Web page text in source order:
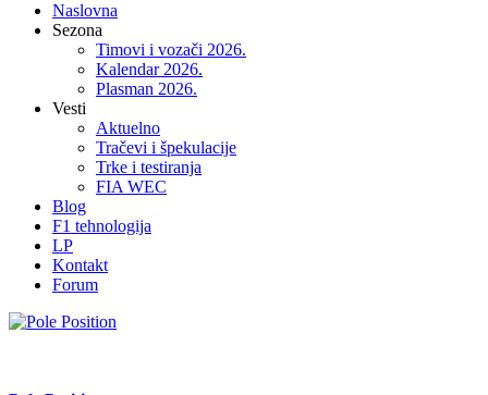
Naslovna
Sezona
Timovi i vozači 2026.
Kalendar 2026.
Plasman 2026.
Vesti
Aktuelno
Tračevi i špekulacije
Trke i testiranja
FIA WEC
Blog
F1 tehnologija
LP
Kontakt
Forum